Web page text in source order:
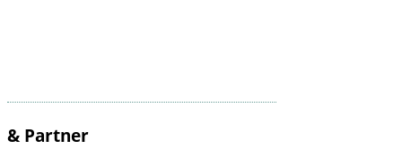
& Partner